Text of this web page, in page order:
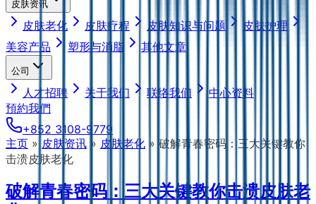
皮肤资讯
皮肤老化 皮肤疗程 皮肤知识与问题
皮肤护理
美容产品
塑形与消脂 其他文章
公司
人才招聘 关于我们 联络我们
中心资料
預約我們
+852 3108-9779
主页 » 皮肤资讯 » 皮肤老化 » 破解青春密码：三大关键教你
击溃皮肤老化
破解青春密码：三大关键教你击溃皮肤老